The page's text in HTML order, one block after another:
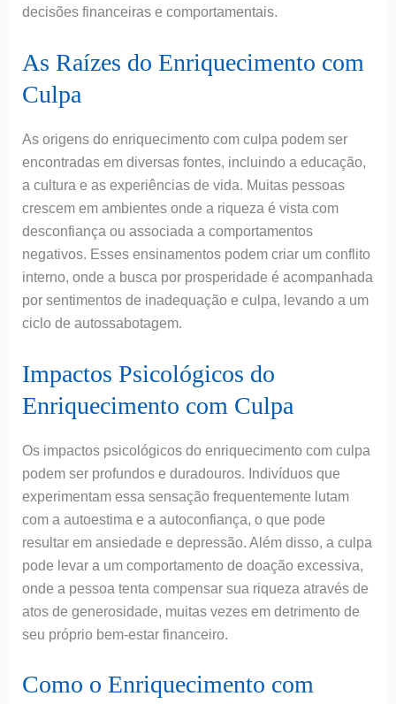
decisões financeiras e comportamentais.
As Raízes do Enriquecimento com
Culpa
As origens do enriquecimento com culpa podem ser
encontradas em diversas fontes, incluindo a educação,
a cultura e as experiências de vida. Muitas pessoas
crescem em ambientes onde a riqueza é vista com
desconfiança ou associada a comportamentos
negativos. Esses ensinamentos podem criar um conflito
interno, onde a busca por prosperidade é acompanhada
por sentimentos de inadequação e culpa, levando a um
ciclo de autossabotagem.
Impactos Psicológicos do
Enriquecimento com Culpa
Os impactos psicológicos do enriquecimento com culpa
podem ser profundos e duradouros. Indivíduos que
experimentam essa sensação frequentemente lutam
com a autoestima e a autoconfiança, o que pode
resultar em ansiedade e depressão. Além disso, a culpa
pode levar a um comportamento de doação excessiva,
onde a pessoa tenta compensar sua riqueza através de
atos de generosidade, muitas vezes em detrimento de
seu próprio bem-estar financeiro.
Como o Enriquecimento com